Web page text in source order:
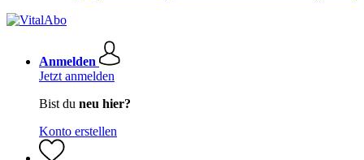
Anmelden
Jetzt anmelden
Bist du neu hier?
Konto erstellen